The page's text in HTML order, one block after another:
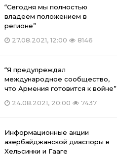
“Сегодня мы полностью
владеем положением в
регионе”
27.08.2021, 12:00
8146
“Я предупреждал
международное сообщество,
что Армения готовится к войне”
24.08.2021, 20:00
7437
Информационные акции
азербайджанской диаспоры в
Хельсинки и Гааге